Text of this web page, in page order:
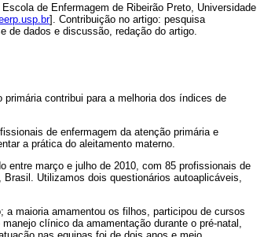
de Enfermagem de Ribeirão Preto, Universidade
]. Contribuição no artigo: pesquisa
de dados e discussão, redação do artigo.
contribui para a melhoria dos índices de
de enfermagem da atenção primária e
a prática do aleitamento materno.
entre março e julho de 2010, com 85 profissionais de
Utilizamos dois questionários autoaplicáveis,
maioria amamentou os filhos, participou de cursos
clínico da amamentação durante o pré-natal,